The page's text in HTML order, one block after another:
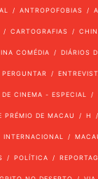
ANTROPOFOBIAS
CARTOGRAFIAS
COMÉDIA DIÁRIOS
CINEMA - ESPECIAL
PRÉMIO DE MACAU H
INTERNACIONAL
POLÍTICA